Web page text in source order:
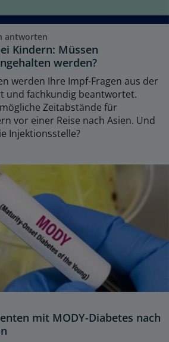
antworten
Kindern: Müssen
werden?
werden Ihre Impf-Fragen aus der
und fachkundig beantwortet.
Zeitabstände für
vor einer Reise nach Asien. Und
Injektionsstelle?
mit MODY-Diabetes nach